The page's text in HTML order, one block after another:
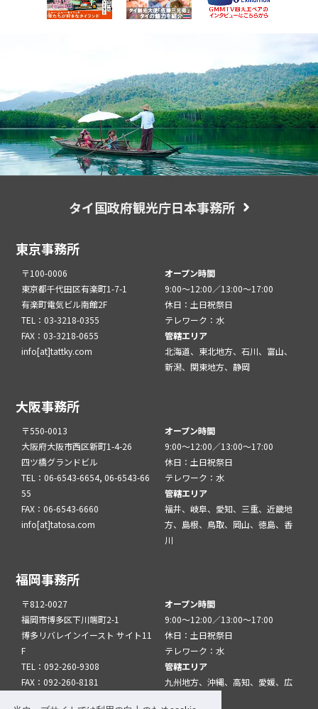
タイ国政府観光庁日本事務所
東京事務所
〒100-0006
東京都千代田区有楽町1-7-1
有楽町電気ビル南館2F
TEL：03-3218-0355
FAX：03-3218-0655
info[at]tattky.com
オープン時間
9:00～12:00／13:00～17:00
休日：土日祝祭日
テレワーク：水
管轄エリア
北海道、東北地方、石川、富山、
新潟、関東地方、静岡
大阪事務所
〒550-0013
大阪府大阪市西区新町1-4-26
四ツ橋グランドビル
TEL：06-6543-6654, 06-6543-66
55
FAX：06-6543-6660
info[at]tatosa.com
オープン時間
9:00～12:00／13:00～17:00
休日：土日祝祭日
テレワーク：水
管轄エリア
福井、岐阜、愛知、三重、近畿地
方、島根、鳥取、岡山、徳島、香
川
福岡事務所
〒812-0027
福岡市博多区下川端町2-1
博多リバレインイースト サイト11
F
TEL：092-260-9308
FAX：092-260-8181
オープン時間
9:00～12:00／13:00～17:00
休日：土日祝祭日
テレワーク：水
管轄エリア
九州地方、沖縄、高知、愛媛、広